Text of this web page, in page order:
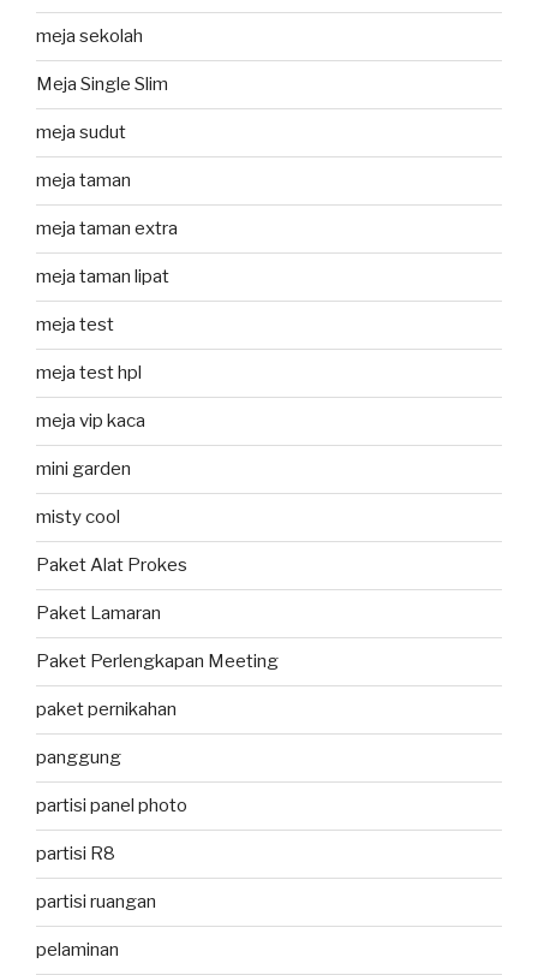
meja sekolah
Meja Single Slim
meja sudut
meja taman
meja taman extra
meja taman lipat
meja test
meja test hpl
meja vip kaca
mini garden
misty cool
Paket Alat Prokes
Paket Lamaran
Paket Perlengkapan Meeting
paket pernikahan
panggung
partisi panel photo
partisi R8
partisi ruangan
pelaminan